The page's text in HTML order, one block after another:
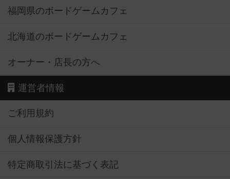
福岡県のボードゲームカフェ
北海道のボードゲームカフェ
オーナー・店長の方へ
運営者情報
ご利用規約
個人情報保護方針
特定商取引法に基づく表記